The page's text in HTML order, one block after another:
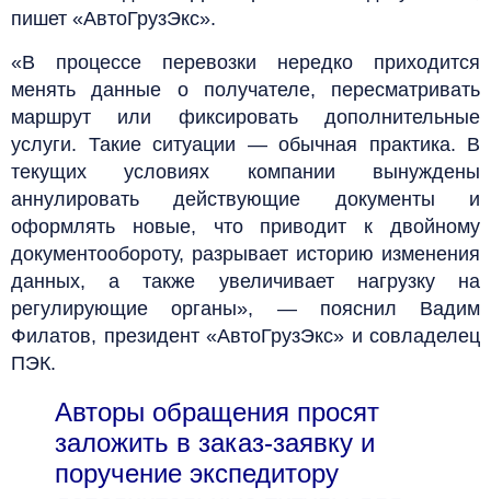
пишет «АвтоГрузЭкс».
«В процессе перевозки нередко приходится
менять данные о получателе, пересматривать
маршрут или фиксировать дополнительные
услуги. Такие ситуации — обычная практика. В
текущих условиях компании вынуждены
аннулировать действующие документы и
оформлять новые, что приводит к двойному
документообороту, разрывает историю изменения
данных, а также увеличивает нагрузку на
регулирующие органы», — пояснил Вадим
Филатов, президент «АвтоГрузЭкс» и совладелец
ПЭК.
Авторы обращения просят
заложить в заказ-заявку и
поручение экспедитору